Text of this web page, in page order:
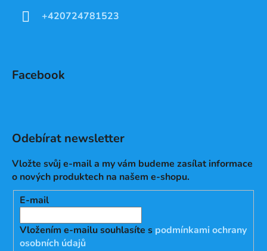
+420724781523
Facebook
Odebírat newsletter
Vložte svůj e-mail a my vám budeme zasílat informace
o nových produktech na našem e-shopu.
E-mail
Vložením e-mailu souhlasíte s podmínkami ochrany
osobních údajů